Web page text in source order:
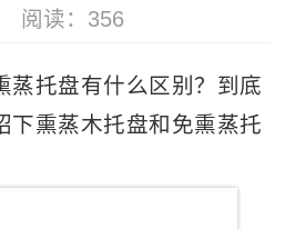
阅读： 356
托盘有什么区别？到底
下熏蒸木托盘和免熏蒸托